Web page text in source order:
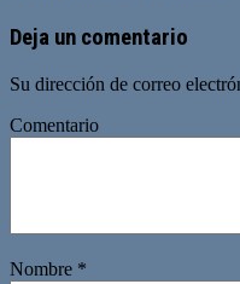
Deja un comentario
Su dirección de correo
Comentario
Nombre *